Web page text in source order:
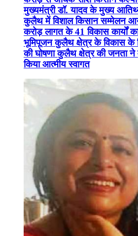
मुख्यमंत्री डॉ. यादव के मुख्य
कुलैथ में विशाल किसान सम्मेलन
करोड़ लागत के 41 विकास कार्यों
भूमिपूजन कुलैथ क्षेत्र के विकास के
की घोषणा कुलैथ क्षेत्र की जनता ने
किया आत्मीय स्वागत